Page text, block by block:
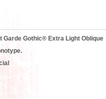
Garde Gothic® Extra Light Oblique